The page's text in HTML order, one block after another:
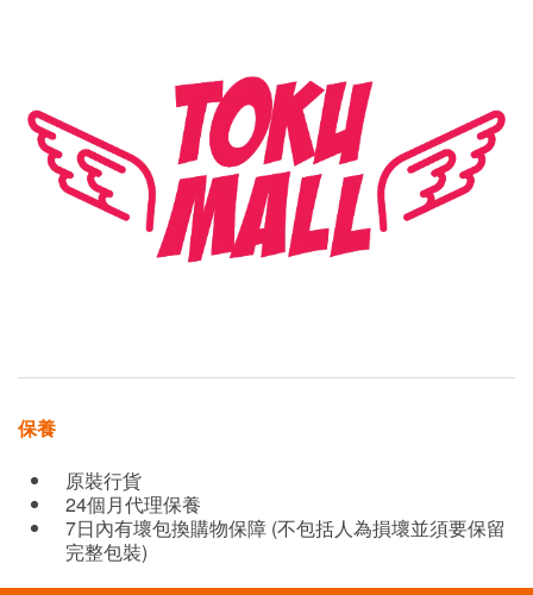
保養
原裝行貨
24個月代理保養
7日內有壞包換購物保障 (不包括人為損壞並須要保留
完整包裝)